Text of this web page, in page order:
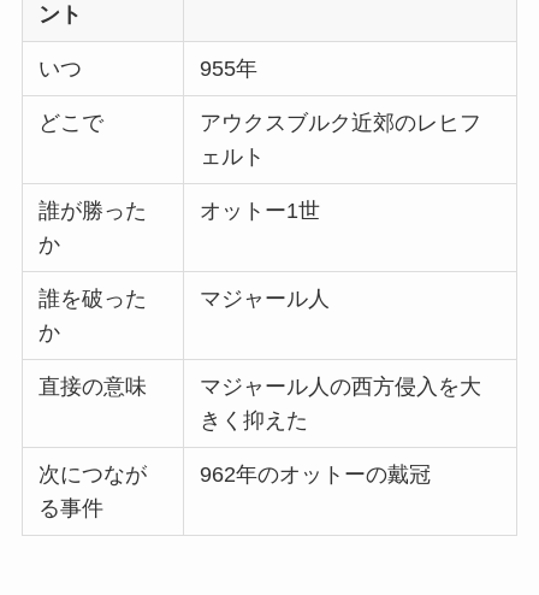
ント
いつ 955年
どこで
アウクスブルク近郊のレヒフ
ェルト
誰が勝った
か
オットー1世
誰を破った
か
マジャール人
直接の意味
マジャール人の西方侵入を大
きく抑えた
次につなが
る事件
962年のオットーの戴冠